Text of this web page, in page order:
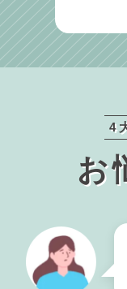
4
お